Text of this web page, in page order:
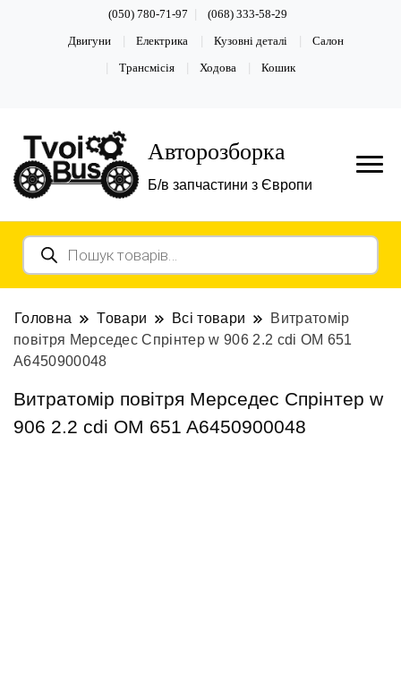
(050) 780-71-97 (068) 333-58-29
Двигуни Електрика Кузовні деталі Салон
Трансмісія Ходова Кошик
Авторозборка
Б/в запчастини з Європи
Пошук
товарів
Головна Товари Всі товари
Витратомір
повітря Мерседес Спрінтер w 906 2.2 cdi OM 651
A6450900048
Витратомір повітря Мерседес Спрінтер w
906 2.2 cdi OM 651 A6450900048